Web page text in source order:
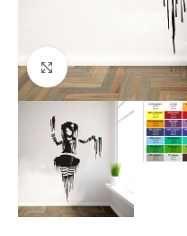
Klick zum Vergrößern